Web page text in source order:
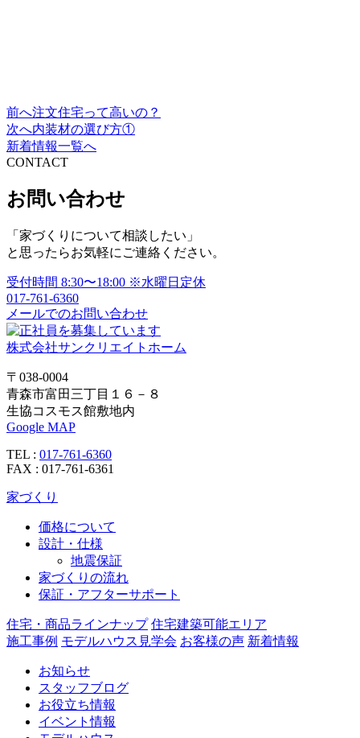
投
稿
ナ
ビ
ー
シ
ョ
ン
前へ注文住宅って高いの？
次へ内装材の選び方①
新着情報一覧へ
CONTACT
お問い合わせ
「家づくりについて相談したい」
と思ったらお気軽にご連絡ください。
受付時間 8:30〜18:00 ※水曜日定休
017-761-6360
メールでのお問い合わせ
株式会社サンクリエイトホーム
〒038-0004
青森市富田三丁目１６－８
生協コスモス館敷地内
Google MAP
TEL : 017-761-6360
FAX : 017-761-6361
家づくり
価格について
設計・仕様
地震保証
家づくりの流れ
保証・アフターサポート
住宅・商品ラインナップ 住宅建築可能エリア
施工事例 モデルハウス見学会 お客様の声 新着情報
お知らせ
スタッフブログ
お役立ち情報
イベント情報